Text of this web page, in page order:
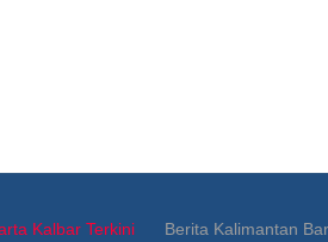
Berita Kalimantan